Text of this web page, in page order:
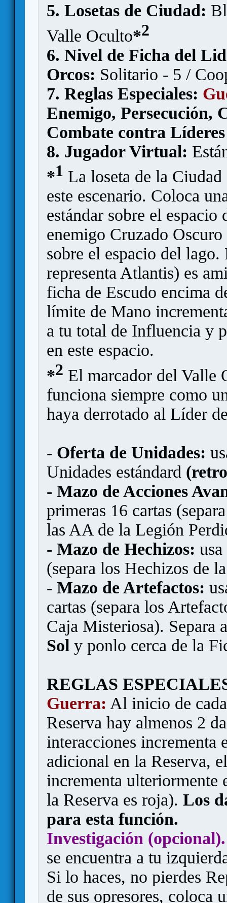
5. Losetas de Ciudad:
Valle Oculto*2
6. Nivel de Ficha del
Orcos: Solitario - 5 /
7. Reglas Especiales:
Enemigo, Persecución,
Combate contra
8. Jugador Virtual:
*1 La loseta de la
este escenario. Coloca
estándar sobre el
enemigo Cruzado
sobre el espacio del
representa Atlantis) es
ficha de Escudo encima
límite de Mano
a tu total de Influencia y
en este espacio.
*2 El marcador del Valle
funciona siempre como
haya derrotado al Líder
- Oferta de Unidades:
Unidades estándard
- Mazo de Acciones
primeras 16 cartas
las AA de la Legión
- Mazo de Hechizos:
(separa los Hechizos de
- Mazo de Artefactos:
cartas (separa los
Caja Misteriosa). Separa
Sol y ponlo cerca de la
REGLAS
Guerra: Al inicio de
Reserva hay almenos 2
interacciones incrementa
adicional en la Reserva,
incrementa ulteriormente
la Reserva es roja). Los
para esta función.
Investigación (opcional).
se encuentra a tu
Si lo haces, no pierdes
de sus opresores, coloca